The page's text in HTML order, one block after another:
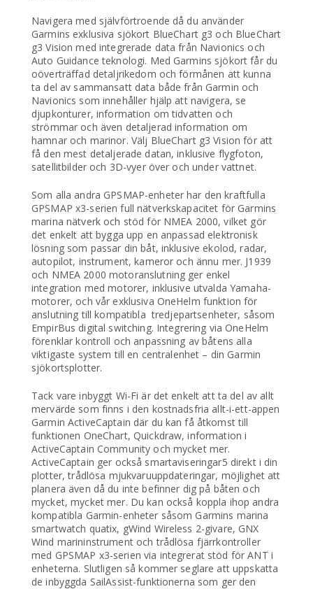
Navigera med självförtroende då du använder
Garmins exklusiva sjökort BlueChart g3 och BlueChart
g3 Vision med integrerade data från Navionics och
Auto Guidance teknologi. Med Garmins sjökort får du
oöverträffad detaljrikedom och förmånen att kunna
ta del av sammansatt data både från Garmin och
Navionics som innehåller hjälp att navigera, se
djupkonturer, information om tidvatten och
strömmar och även detaljerad information om
hamnar och marinor. Välj BlueChart g3 Vision för att
få den mest detaljerade datan, inklusive flygfoton,
satellitbilder och 3D-vyer över och under vattnet.
Som alla andra GPSMAP-enheter har den kraftfulla
GPSMAP x3-serien full nätverkskapacitet för Garmins
marina nätverk och stöd för NMEA 2000, vilket gör
det enkelt att bygga upp en anpassad elektronisk
lösning som passar din båt, inklusive ekolod, radar,
autopilot, instrument, kameror och ännu mer. J1939
och NMEA 2000 motoranslutning ger enkel
integration med motorer, inklusive utvalda Yamaha-
motorer, och vår exklusiva OneHelm funktion för
anslutning till kompatibla tredjepartsenheter, såsom
EmpirBus digital switching. Integrering via OneHelm
förenklar kontroll och anpassning av båtens alla
viktigaste system till en centralenhet – din Garmin
sjökortsplotter.
Tack vare inbyggt Wi-Fi är det enkelt att ta del av allt
mervärde som finns i den kostnadsfria allt-i-ett-appen
Garmin ActiveCaptain där du kan få åtkomst till
funktionen OneChart, Quickdraw, information i
ActiveCaptain Community och mycket mer.
ActiveCaptain ger också smartaviseringar5 direkt i din
plotter, trådlösa mjukvaruuppdateringar, möjlighet att
planera även då du inte befinner dig på båten och
mycket, mycket mer. Du kan också koppla ihop andra
kompatibla Garmin-enheter såsom Garmins marina
smartwatch quatix, gWind Wireless 2-givare, GNX
Wind marininstrument och trådlösa fjärrkontroller
med GPSMAP x3-serien via integrerat stöd för ANT i
enheterna. Slutligen så kommer seglare att uppskatta
de inbyggda SailAssist-funktionerna som ger den